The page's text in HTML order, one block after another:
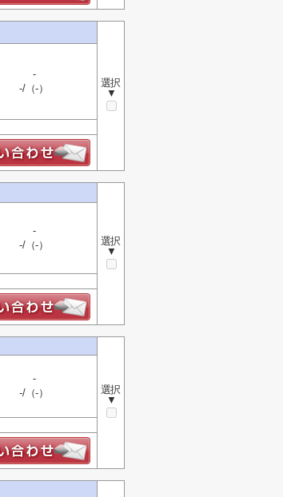
選択
▼
-
-/（-）
選択
▼
-
-/（-）
選択
▼
-
-/（-）